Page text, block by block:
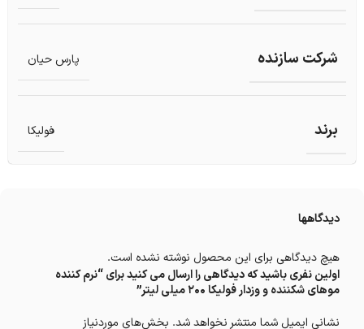
شرکت سازنده پارس حیان
برند فولیکا
دیدگاهها
هیچ دیدگاهی برای این محصول نوشته نشده است.
اولین نفری باشید که دیدگاهی را ارسال می کنید برای “نرم کننده
موهای شکننده و وزدار فولیکا ۲۰۰ میلی لیتر”
نشانی ایمیل شما منتشر نخواهد شد. بخش‌های موردنیاز